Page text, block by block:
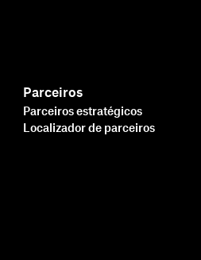
Parceiros
Parceiros estratégicos
Localizador de parceiros